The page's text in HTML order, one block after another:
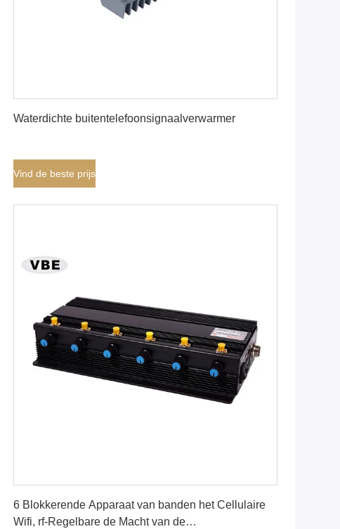
Waterdichte buitentelefoonsignaalverwarmer
Vind de beste prijs
6 Blokkerende Apparaat van banden het Cellulaire
Wifi, rf-Regelbare de Macht van de